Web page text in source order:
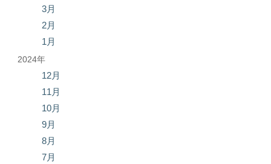
3月
2月
1月
2024年
12月
11月
10月
9月
8月
7月